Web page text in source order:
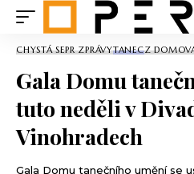
CHYSTÁ SEPR ZPRÁVYTANECZ
Gala Domu
tuto neděli v
Vinohradech
Gala Domu tanečního umění se